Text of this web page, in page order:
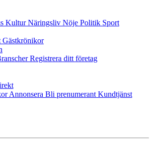
KulturNäringsliv Nöje Politik Sport
Gästkrönikor
Registrera ditt företag
Annonsera Bli prenumerant Kundtjänst